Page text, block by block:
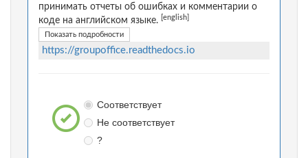
принимать отчеты об ошибках и комментарии о
коде на английском языке.
[english]
Показать подробности
https://groupoffice.readthedocs.io
Соответствует
Не соответствует
?